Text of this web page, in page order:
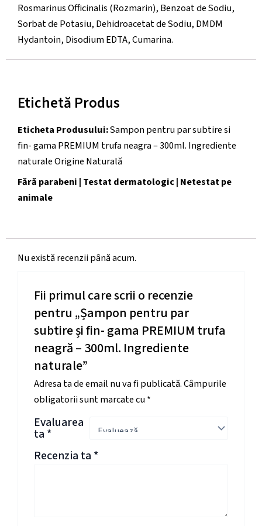
Rosmarinus Officinalis (Rozmarin), Benzoat de Sodiu,
Sorbat de Potasiu, Dehidroacetat de Sodiu, DMDM
Hydantoin, Disodium EDTA, Cumarina.
Etichetă Produs
Eticheta Produsului:Sampon pentru par subtire si
fin- gama PREMIUM trufa neagra – 300ml. Ingrediente
naturale Origine Naturală
Fără parabeni | Testat dermatologic | Netestat pe
animale
Nu există recenzii până acum.
Fii primul care scrii o recenzie
pentru „Șampon pentru par
subtire și fin- gama PREMIUM trufa
neagră – 300ml. Ingrediente
naturale”
Adresa ta de email nu va fi publicată.Câmpurile
obligatorii sunt marcate cu*
Evaluarea
ta *
Recenzia ta *